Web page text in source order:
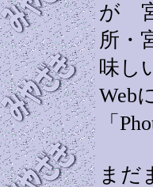
が
所・
味し
Web
「
まだ